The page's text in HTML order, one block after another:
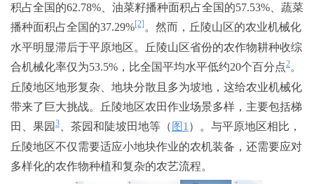
积占全国的62.78%、油菜籽播种面积占全国的57.53%、蔬菜
播种面积占全国的37.29%[2] 。然而，丘陵山区的农业机械化
水平明显滞后于平原地区。丘陵山区省份的农作物耕种收综
合机械化率仅为53.5%，比全国平均水平低约20个百分点2。
丘陵地区地形复杂、地块分散且多为坡地，这给农业机械化
带来了巨大挑战。丘陵地区农田作业场景多样，主要包括梯
田、果园 3 、茶园和陡坡田地等（ 图1 ）。与平原地区相比，
丘陵地区不仅需要适应小地块作业的农机装备，还需要应对
多样化的农作物种植和复杂的农艺流程。